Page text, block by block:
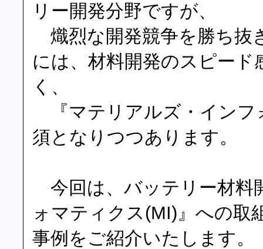
リー開発分野ですが、
熾烈な開発競争を勝ち抜
には、材料開発のスピー
く、
『マテリアルズ・インフ
須となりつつあります。
今回は、バッテリー材料
ォマティクス(MI)』への取
事例をご紹介いたします。